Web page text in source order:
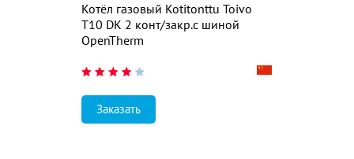
Котёл газовый Kotitonttu Toivo
T10 DK 2 конт/закр.с шиной
OpenTherm
Заказать